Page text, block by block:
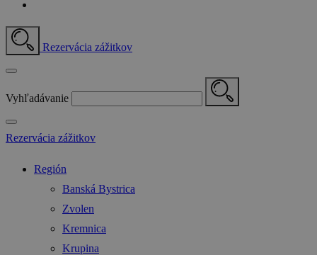
Rezervácia zážitkov
Vyhľadávanie
Rezervácia zážitkov
Región
Banská Bystrica
Zvolen
Kremnica
Krupina